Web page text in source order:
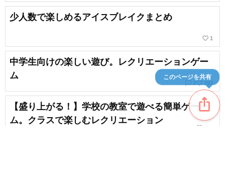
少人数で楽しめるアイスブレイクまとめ
favorite_border 1
中学生向けの楽しい遊び。レクリエーションゲー
ム
【盛り上がる！】学校の教室で遊べる簡単ゲー
ム。クラスで楽しむレクリエーション
favorite_border
ios_share
このページを共有